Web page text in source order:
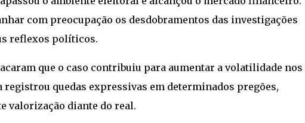
com preocupação os desdobramentos das investigações
reflexos políticos.
que o caso contribuiu para aumentar a volatilidade nos
registrou quedas expressivas em determinados pregões,
valorização diante do real.